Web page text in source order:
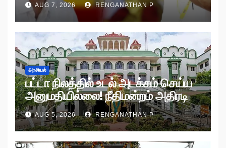
AUG 7, 2026 RENGANATHAN P
அரசியல்
பட்டா நிலத்தில் உடல் அடக்கம் செய்ய
அனுமதியில்லை! நீதிமன்றம் அதிரடி
உத்தரவு!
AUG 5, 2026 RENGANATHAN P